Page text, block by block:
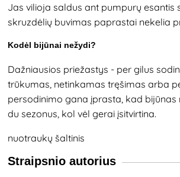
Jas vilioja saldus ant pumpurų esantis
skruzdėlių buvimas paprastai nekelia
Kodėl bijūnai nežydi?
Dažniausios priežastys - per gilus
trūkumas, netinkamas tręšimas arba
persodinimo gana įprasta, kad bijūnas
du sezonus, kol vėl gerai įsitvirtina.
nuotraukų šaltinis
Straipsnio autorius